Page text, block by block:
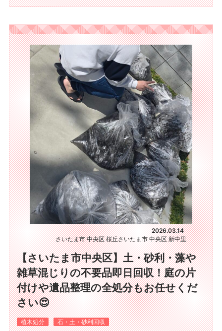
2026.03.14
さいたま市 中央区 桜丘さいたま市 中央区 新中里
【さいたま市中央区】土・砂利・藻や
雑草混じりの不要品即日回収！庭の片
付けや遺品整理の全処分もお任せくだ
さい😍
植木処分 石・土・砂利回収